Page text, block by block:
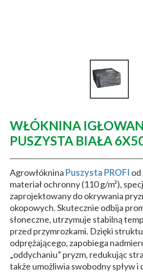
WŁÓKNINA
PUSZYSTA BIAŁA
Agrowłóknina Puszysta PROFI od
materiał ochronny (110 g/m²),
zaprojektowany do okrywania
okopowych. Skutecznie odbija
słoneczne, utrzymuje stabilną
przed przymrozkami. Dzięki
odprężającego, zapobiega
„oddychaniu” pryzm, redukując
także umożliwia swobodny spływ